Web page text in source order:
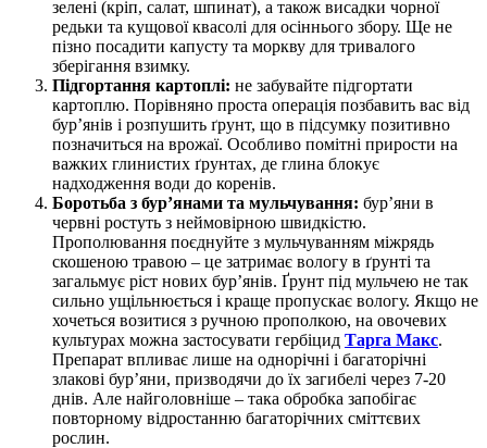
зелені (кріп, салат, шпинат), а також висадки чорної
редьки та кущової квасолі для осіннього збору. Ще не
пізно посадити капусту та моркву для тривалого
зберігання взимку.
Підгортання картоплі: не забувайте підгортати
картоплю. Порівняно проста операція позбавить вас від
бур’янів і розпушить ґрунт, що в підсумку позитивно
позначиться на врожаї. Особливо помітні прирости на
важких глинистих ґрунтах, де глина блокує
надходження води до коренів.
Боротьба з бур’янами та мульчування: бур’яни в
червні ростуть з неймовірною швидкістю.
Прополювання поєднуйте з мульчуванням міжрядь
скошеною травою – це затримає вологу в ґрунті та
загальмує ріст нових бур’янів. Ґрунт під мульчею не так
сильно ущільнюється і краще пропускає вологу. Якщо не
хочеться возитися з ручною прополкою, на овочевих
культурах можна застосувати гербіцид Тарга Макс.
Препарат впливає лише на однорічні і багаторічні
злакові бур’яни, призводячи до їх загибелі через 7-20
днів. Але найголовніше – така обробка запобігає
повторному відростанню багаторічних сміттєвих
рослин.